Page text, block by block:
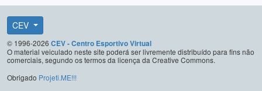
CEV
© 1996-2026 CEV - Centro Esportivo Virtual
O material veiculado neste site poderá ser livremente distribuído para fins não
comerciais, segundo os termos da licença da Creative Commons.
Obrigado Projeti.ME!!!